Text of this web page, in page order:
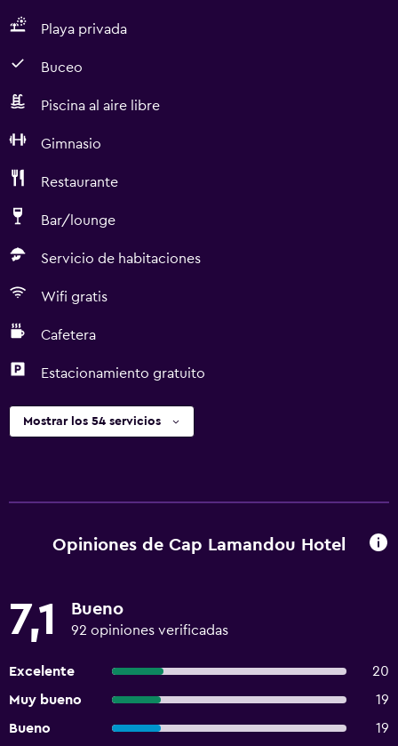
Playa privada
Buceo
Piscina al aire libre
Gimnasio
Restaurante
Bar/lounge
Servicio de habitaciones
Wifi gratis
Cafetera
Estacionamiento gratuito
Mostrar los 54 servicios
Opiniones de Cap Lamandou Hotel
7,1 Bueno
92 opiniones verificadas
Excelente
20
Muy bueno
19
Bueno
19